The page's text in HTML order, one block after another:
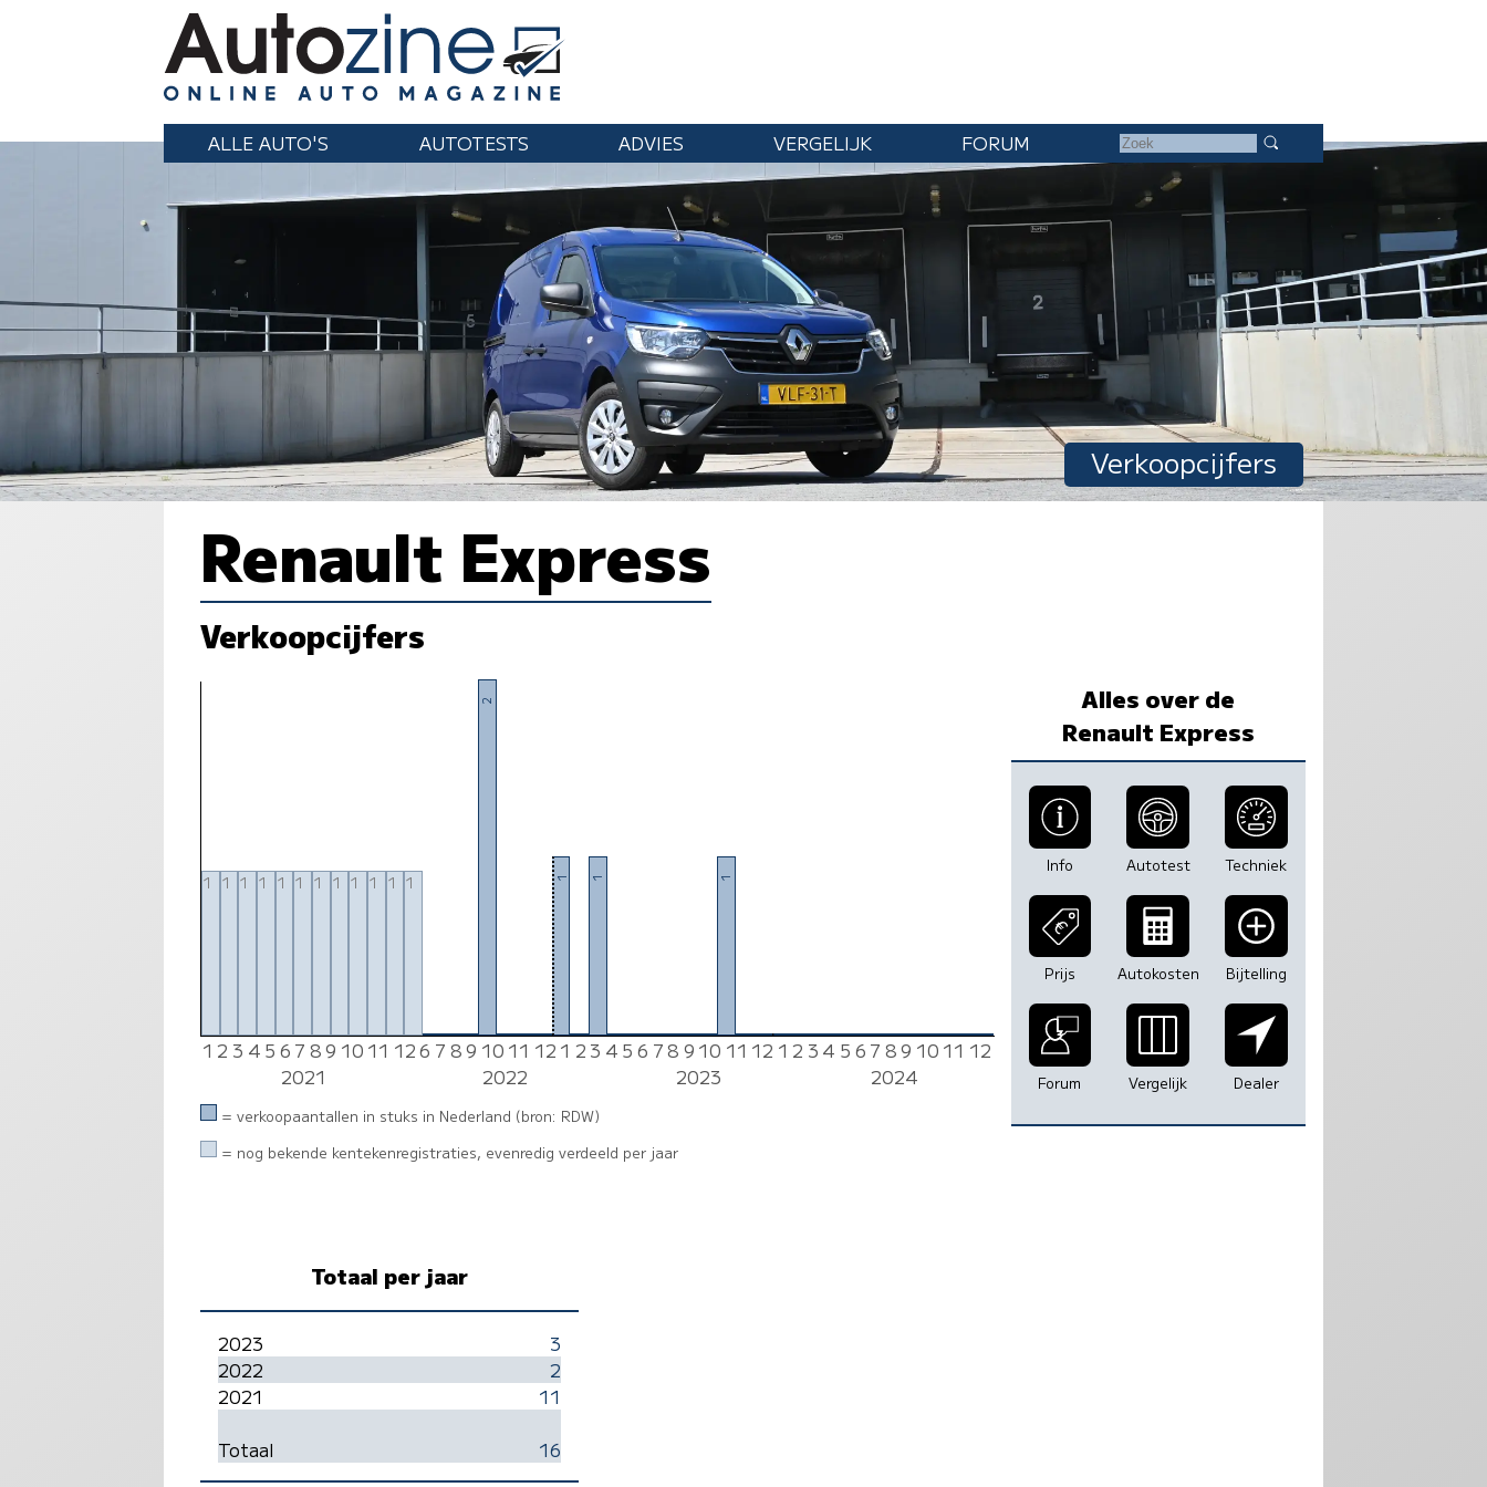
ALLE AUTO'S AUTOTESTS ADVIES VERGELIJK FORUM
Verkoopcijfers
Renault Express
Verkoopcijfers
1 1 1 1 1 1 1 1 1 1 1 1
0 0 0
2
0 0
1
0
1
0 0 0 0 0 0
1
0 0 0 0 0 0 0 0 0 0
1 2 3 4 5 6 7 89 10 11 126 7 89 10 11 12 1 2 3 4 5 6 78 9 10 11 12 1 2 3 4 5 6 7 89 10 11 12
2021
2022 2023 2024
= verkoopaantallen in stuks in Nederland (bron: RDW)
= nog bekende kentekenregistraties, evenredig verdeeld per jaar
Totaal per jaar
2023
3
2022
2
2021
11
Totaal
16
Alles over de
Renault Express
Info Autotest Techniek
Prijs Autokosten Bijtelling
Forum Vergelijk Dealer